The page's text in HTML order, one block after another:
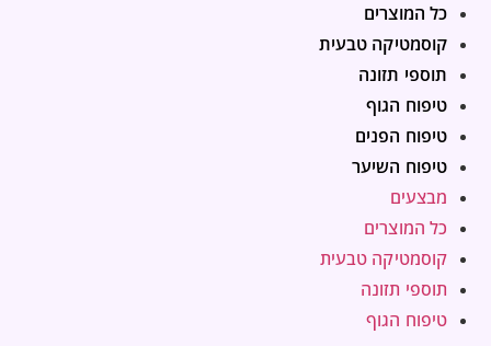
כל המוצרים
קוסמטיקה טבעית
תוספי תזונה
טיפוח הגוף
טיפוח הפנים
טיפוח השיער
מבצעים
כל המוצרים
קוסמטיקה טבעית
תוספי תזונה
טיפוח הגוף